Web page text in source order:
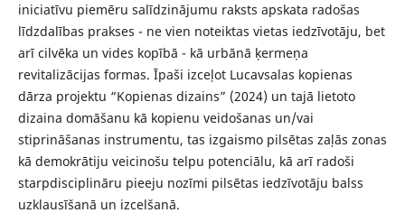
iniciatīvu piemēru salīdzinājumu raksts apskata radošas
līdzdalības prakses - ne vien noteiktas vietas iedzīvotāju, bet
arī cilvēka un vides kopībā - kā urbānā ķermeņa
revitalizācijas formas. Īpaši izceļot Lucavsalas kopienas
dārza projektu “Kopienas dizains” (2024) un tajā lietoto
dizaina domāšanu kā kopienu veidošanas un/vai
stiprināšanas instrumentu, tas izgaismo pilsētas zaļās zonas
kā demokrātiju veicinošu telpu potenciālu, kā arī radoši
starpdisciplināru pieeju nozīmi pilsētas iedzīvotāju balss
uzklausīšanā un izcelšanā.